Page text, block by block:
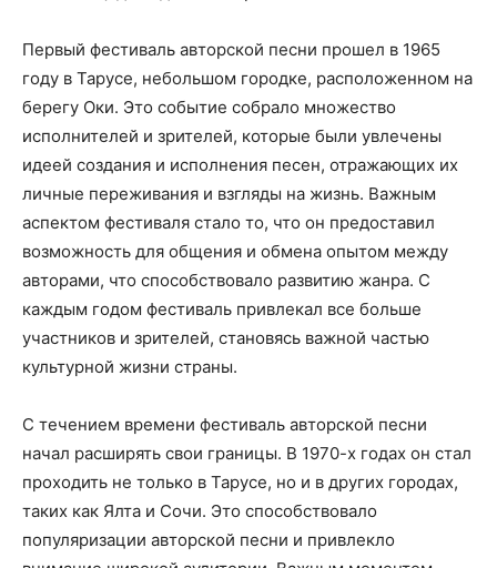
Первый фестиваль авторской песни прошел в 1965
году в Тарусе, небольшом городке, расположенном на
берегу Оки. Это событие собрало множество
исполнителей и зрителей, которые были увлечены
идеей создания и исполнения песен, отражающих их
личные переживания и взгляды на жизнь. Важным
аспектом фестиваля стало то, что он предоставил
возможность для общения и обмена опытом между
авторами, что способствовало развитию жанра. С
каждым годом фестиваль привлекал все больше
участников и зрителей, становясь важной частью
культурной жизни страны.
С течением времени фестиваль авторской песни
начал расширять свои границы. В 1970-х годах он стал
проходить не только в Тарусе, но и в других городах,
таких как Ялта и Сочи. Это способствовало
популяризации авторской песни и привлекло